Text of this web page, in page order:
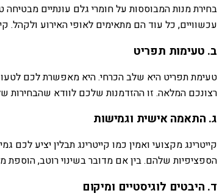
בחירת מנות המבוססות על חומרי גלם עונתיים מבטיחה
עכשוויים, כל עוד הם מתאימים לאופי האירוע ולקהל.
ב. טעימות תפריט
טעימת תפריט היא שלב הכרחי. היא מאפשרת לכם
רצונכם המלאה. זו ההזדמנות שלכם לוודא שהבחירות
ג. התאמה אישית וגמישות
קייטרינג מקצועי ואמין כמו קייטרינג תבלין יציע
הספציפיות שלהם. בין אם מדובר בשינוי רוטב,
ד. היבטים לוגיסטיים ומיקום